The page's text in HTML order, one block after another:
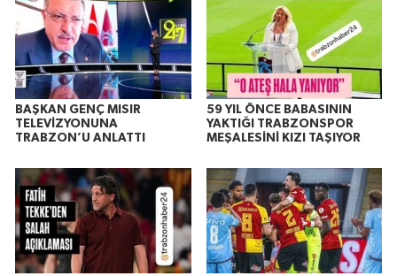
BAŞKAN GENÇ MISIR
TELEVİZYONUNA
TRABZON’U ANLATTI
59 YIL ÖNCE BABASININ
YAKTIĞI TRABZONSPOR
MEŞALESİNİ KIZI TAŞIYOR